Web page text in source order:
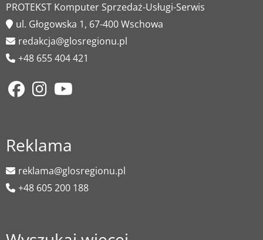
PROTEKST Komputer Sprzedaż-Usługi-Serwis
ul. Głogowska 1, 67-400 Wschowa
redakcja@glosregionu.pl
+48 655 404 421
Reklama
reklama@glosregionu.pl
+48 605 200 188